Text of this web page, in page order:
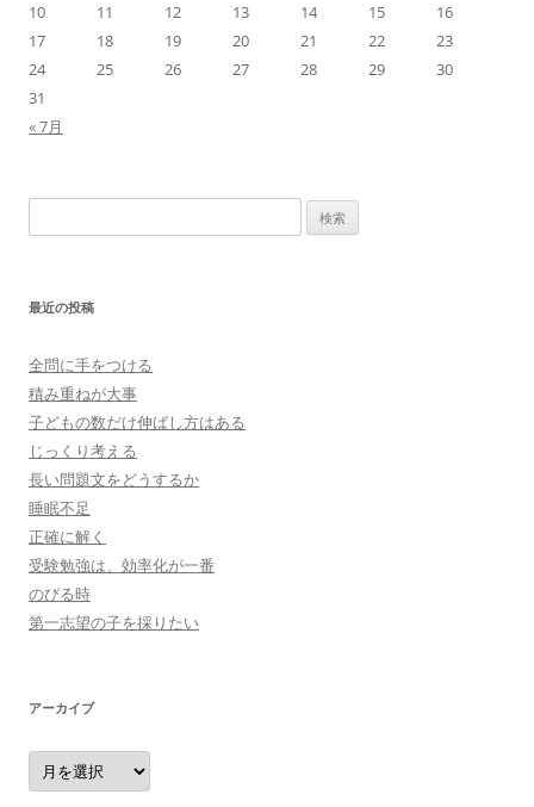
10
11 12 13 14 15
16
17
18 19 20 21 22
23
24
25 26 27 28 29
30
31
« 7月
索:
最近の投稿
全問に手をつける
積み重ねが大事
子どもの数だけ伸ばし方はある
じっくり考える
長い問題文をどうするか
睡眠不足
正確に解く
受験勉強は、効率化が一番
のびる時
第一志望の子を採りたい
アーカイブ
ア
ー
カ